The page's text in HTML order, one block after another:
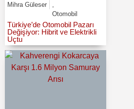
Mihra Güleser
,
Otomobil
Türkiye’de Otomobil Pazarı
Değişiyor: Hibrit ve Elektrikli
Uçtu